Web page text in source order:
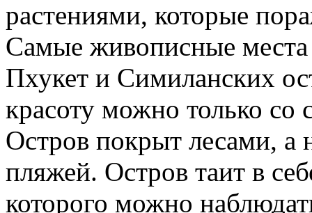
растениями, которые
Самые живописные
Пхукет и Симиланских
красоту можно только со
Остров покрыт лесами, а
пляжей. Остров таит в
которого можно